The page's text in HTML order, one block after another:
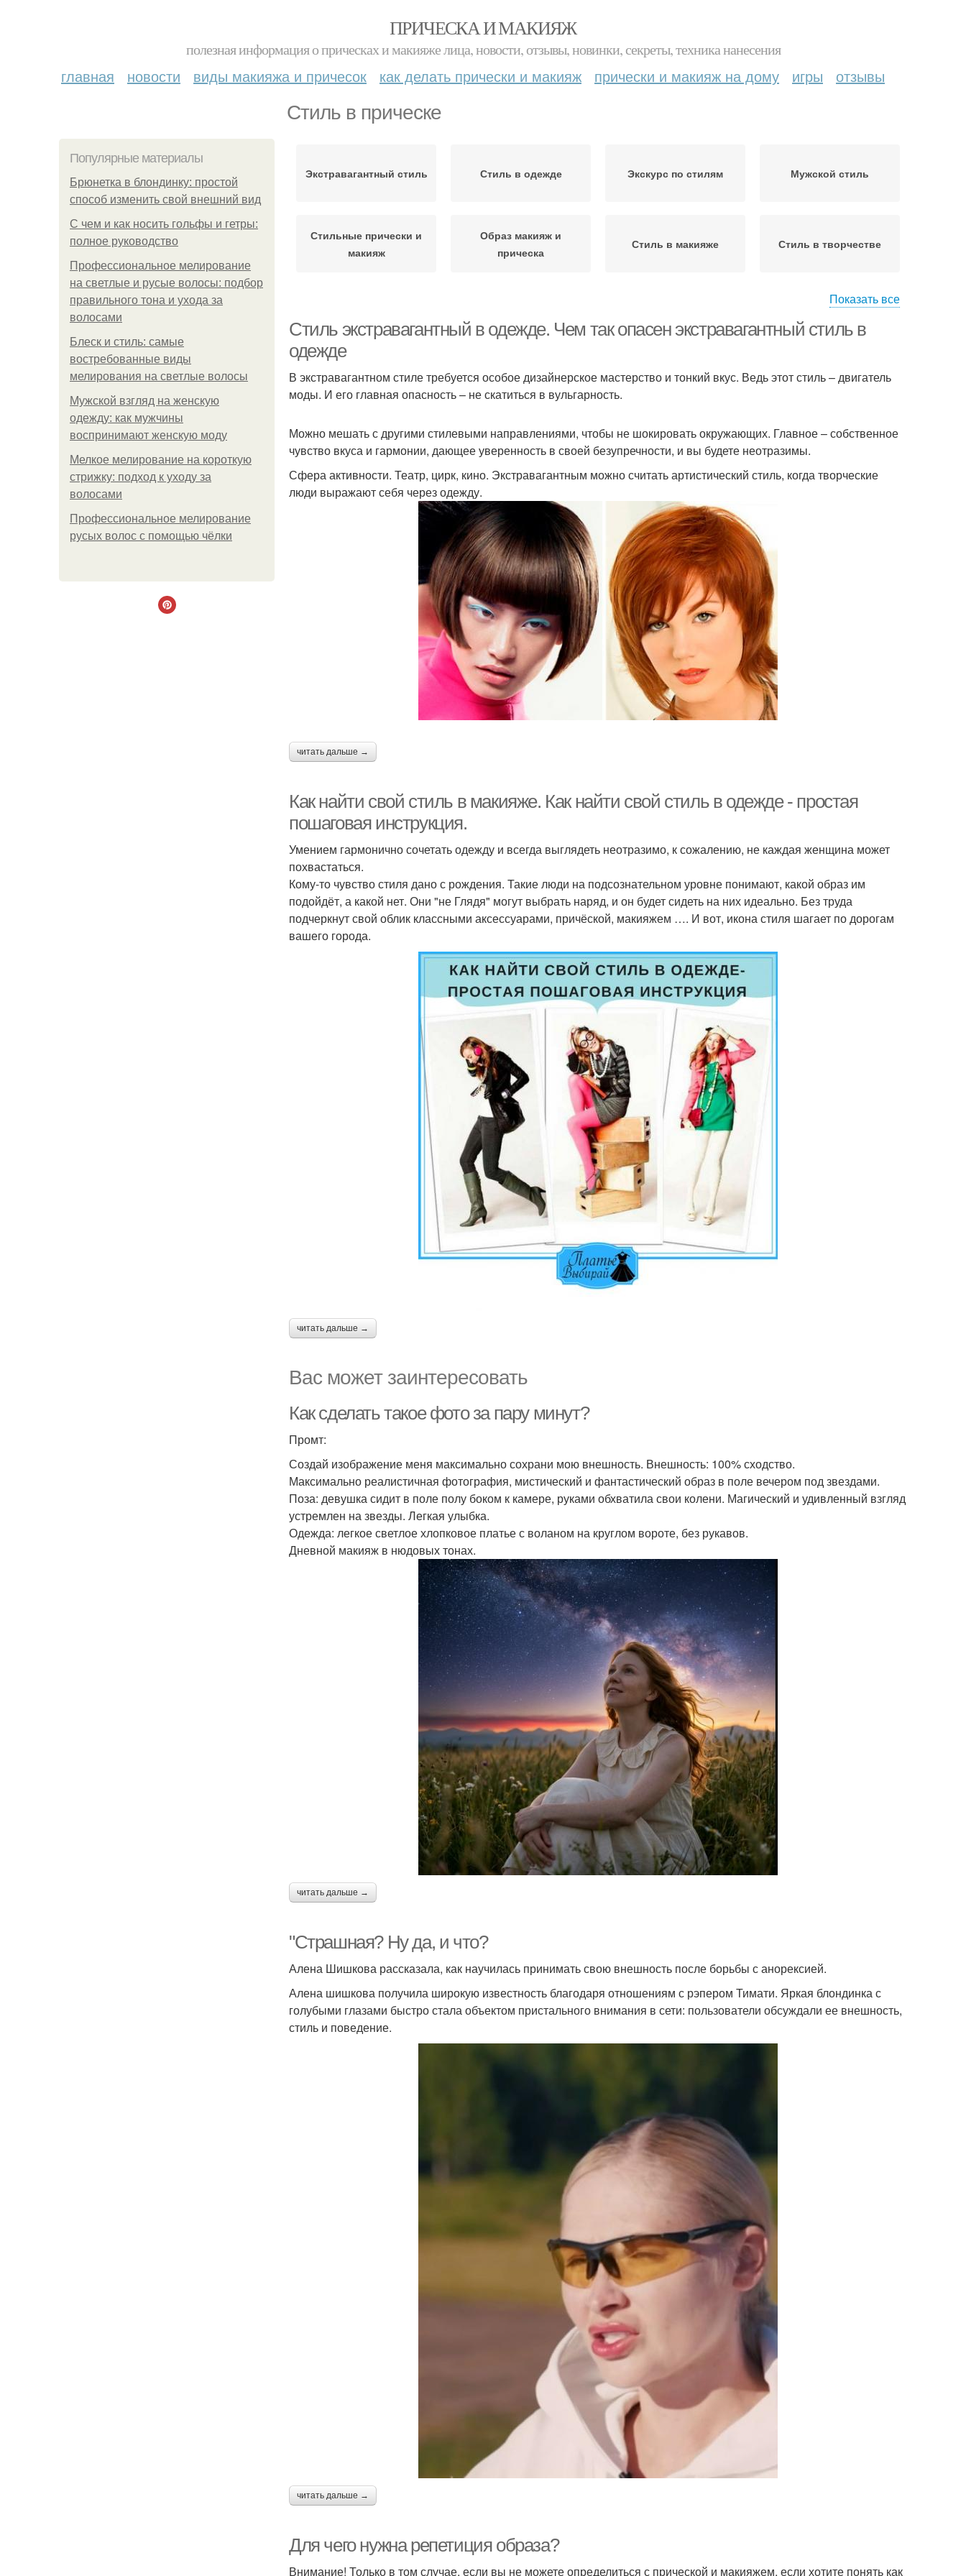
ПРИЧЕСКА И МАКИЯЖ
полезная информация о прическах и макияже лица, новости, отзывы, новинки, секреты, техника нанесения
главная новости виды макияжа и причесок как делать прически и макияж прически и макияж на дому игры отзывы
Стиль в прическе
Популярные материалы
Брюнетка в блондинку: простой
способ изменить свой внешний вид
С чем и как носить гольфы и гетры:
полное руководство
Профессиональное мелирование
на светлые и русые волосы: подбор
правильного тона и ухода за
волосами
Блеск и стиль: самые
востребованные виды
мелирования на светлые волосы
Мужской взгляд на женскую
одежду: как мужчины
воспринимают женскую моду
Мелкое мелирование на короткую
стрижку: подход к уходу за
волосами
Профессиональное мелирование
русых волос с помощью чёлки
Экстравагантный стиль Стиль в одежде Экскурс по стилям Мужской стиль
Стильные прически и
макияж
Образ макияж и
прическа
Стиль в макияже Стиль в творчестве
Показать все
Стиль экстравагантный в одежде. Чем так опасен экстравагантный стиль в
одежде
В экстравагантном стиле требуется особое дизайнерское мастерство и тонкий вкус. Ведь этот стиль – двигатель
моды. И его главная опасность – не скатиться в вульгарность.
Можно мешать с другими стилевыми направлениями, чтобы не шокировать окружающих. Главное – собственное
чувство вкуса и гармонии, дающее уверенность в своей безупречности, и вы будете неотразимы.
Сфера активности. Театр, цирк, кино. Экстравагантным можно считать артистический стиль, когда творческие
люди выражают себя через одежду.
читать дальше →
Как найти свой стиль в макияже. Как найти свой стиль в одежде - простая
пошаговая инструкция.
Умением гармонично сочетать одежду и всегда выглядеть неотразимо, к сожалению, не каждая женщина может
похвастаться.
Кому-то чувство стиля дано с рождения. Такие люди на подсознательном уровне понимают, какой образ им
подойдёт, а какой нет. Они "не Глядя" могут выбрать наряд, и он будет сидеть на них идеально. Без труда
подчеркнут свой облик классными аксессуарами, причёской, макияжем …. И вот, икона стиля шагает по дорогам
вашего города.
читать дальше →
Вас может заинтересовать
Как сделать такое фото за пару минут?
Промт:
Создай изображение меня максимально сохрани мою внешность. Внешность: 100% сходство.
Максимально реалистичная фотография, мистический и фантастический образ в поле вечером под звездами.
Поза: девушка сидит в поле полу боком к камере, руками обхватила свои колени. Магический и удивленный взгляд
устремлен на звезды. Легкая улыбка.
Одежда: легкое светлое хлопковое платье с воланом на круглом вороте, без рукавов.
Дневной макияж в нюдовых тонах.
читать дальше →
"Страшная? Ну да, и что?
Алена Шишкова рассказала, как научилась принимать свою внешность после борьбы с анорексией.
Алена шишкова получила широкую известность благодаря отношениям с рэпером Тимати. Яркая блондинка с
голубыми глазами быстро стала объектом пристального внимания в сети: пользователи обсуждали ее внешность,
стиль и поведение.
читать дальше →
Для чего нужна репетиция образа?
Внимание! Только в том случае, если вы не можете определиться с прической и макияжем, если хотите понять как